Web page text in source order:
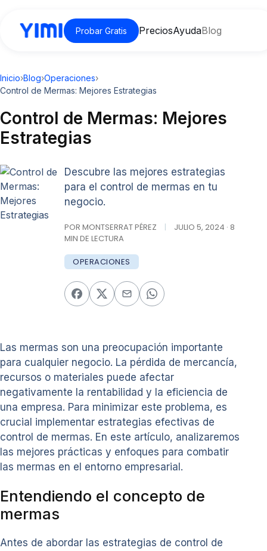
Probar Gratis PreciosAyudaBlog
Inicio›Blog›Operaciones›
Control de Mermas: Mejores Estrategias
Control de Mermas: Mejores
Estrategias
Descubre las mejores estrategias
para el control de mermas en tu
negocio.
POR MONTSERRAT PÉREZ |
JULIO 5, 2024 · 8
MIN DE LECTURA
OPERACIONES
Las mermas son una preocupación importante
para cualquier negocio. La pérdida de mercancía,
recursos o materiales puede afectar
negativamente la rentabilidad y la eficiencia de
una empresa. Para minimizar este problema, es
crucial implementar estrategias efectivas de
control de mermas. En este artículo, analizaremos
las mejores prácticas y enfoques para combatir
las mermas en el entorno empresarial.
Entendiendo el concepto de
mermas
Antes de abordar las estrategias de control de